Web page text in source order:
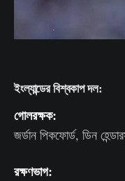
ইংল্যান্ডের বিশ্বকাপ দল:
গোলরক্ষক:
জর্ডান পিকফোর্ড, ডিন
রক্ষণভাগ: